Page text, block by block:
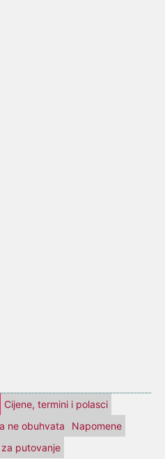
Cijene, termini i polasci
ne obuhvata
Napomene
za putovanje